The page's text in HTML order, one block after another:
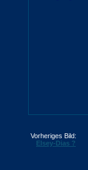
Vorheriges Bild:
Elsey-Dias ?